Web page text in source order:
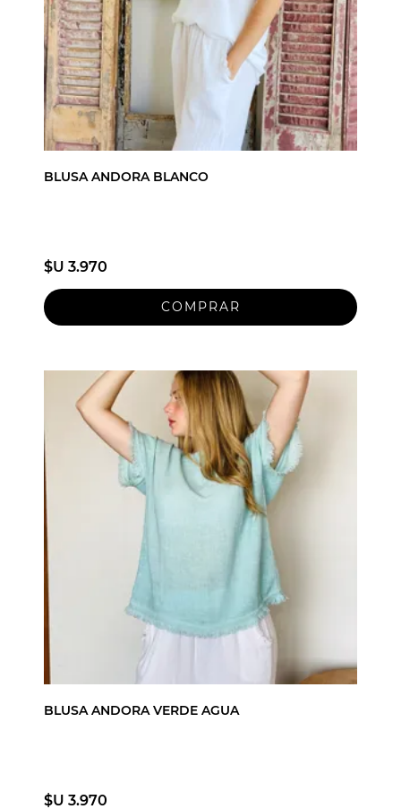
BLUSA ANDORA BLANCO
$U 3.970
BLUSA ANDORA VERDE AGUA
$U 3.970